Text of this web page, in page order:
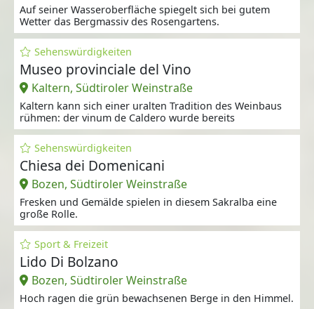
Auf seiner Wasseroberfläche spiegelt sich bei gutem
Wetter das Bergmassiv des Rosengartens.
Sehenswürdigkeiten
Museo provinciale del Vino
Kaltern, Südtiroler Weinstraße
Kaltern kann sich einer uralten Tradition des Weinbaus
rühmen: der vinum de Caldero wurde bereits
Sehenswürdigkeiten
Chiesa dei Domenicani
Bozen, Südtiroler Weinstraße
Fresken und Gemälde spielen in diesem Sakralba eine
große Rolle.
Sport & Freizeit
Lido Di Bolzano
Bozen, Südtiroler Weinstraße
Hoch ragen die grün bewachsenen Berge in den Himmel.